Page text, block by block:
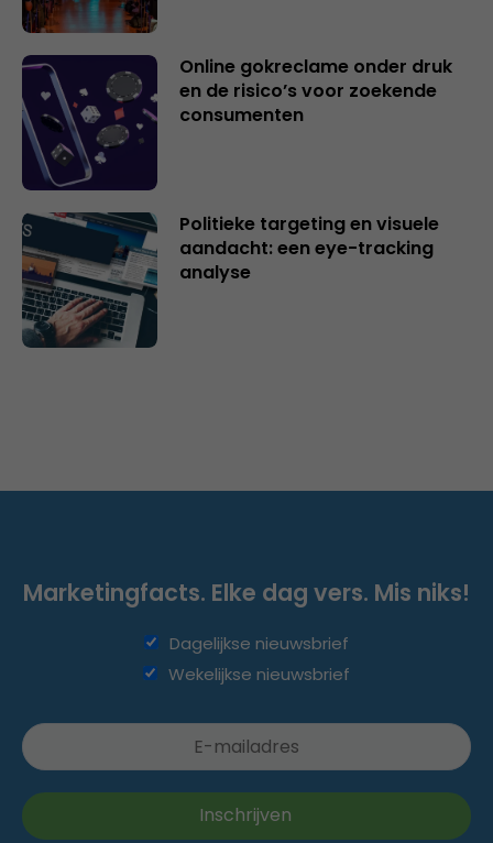
Online gokreclame onder druk
en de risico’s voor zoekende
consumenten
Politieke targeting en visuele
aandacht: een eye-tracking
analyse
Marketingfacts. Elke dag vers. Mis niks!
Dagelijkse nieuwsbrief
Wekelijkse nieuwsbrief